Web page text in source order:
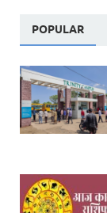
POPULAR